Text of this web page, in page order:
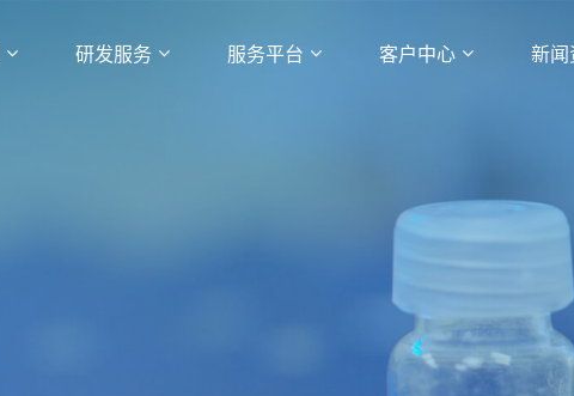
研发服务 服务平台 客户中心 新